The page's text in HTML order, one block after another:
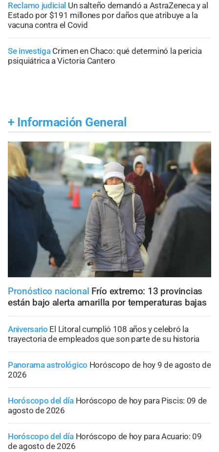
Reclamo judicial Un salteño demandó a AstraZeneca y al
Estado por $191 millones por daños que atribuye a la
vacuna contra el Covid
Se investiga Crimen en Chaco: qué determinó la pericia
psiquiátrica a Victoria Cantero
+ Información General
Pronóstico nacional Frío extremo: 13 provincias
están bajo alerta amarilla por temperaturas bajas
Aniversario El Litoral cumplió 108 años y celebró la
trayectoria de empleados que son parte de su historia
Panorama astrológico Horóscopo de hoy 9 de agosto de
2026
Horóscopo del día Horóscopo de hoy para Piscis: 09 de
agosto de 2026
Horóscopo del día Horóscopo de hoy para Acuario: 09
de agosto de 2026